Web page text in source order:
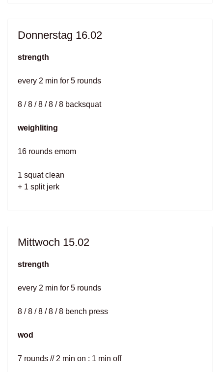
Donnerstag 16.02
strength
every 2 min for 5 rounds
8 / 8 / 8 / 8 / 8 backsquat
weighliting
16 rounds emom
1 squat clean
+ 1 split jerk
Mittwoch 15.02
strength
every 2 min for 5 rounds
8 / 8 / 8 / 8 / 8 bench press
wod
7 rounds // 2 min on : 1 min off